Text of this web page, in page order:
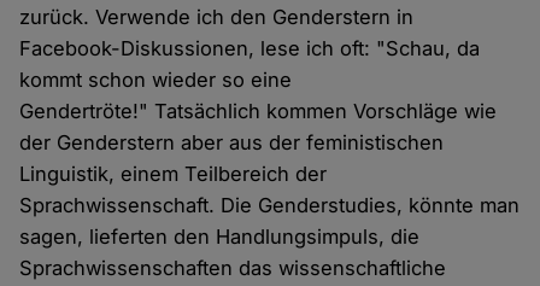
zurück. Verwende ich den Genderstern in
Facebook-Diskussionen, lese ich oft: "Schau, da
kommt schon wieder so eine
Gendertröte!" Tatsächlich kommen Vorschläge wie
der Genderstern aber aus der feministischen
Linguistik, einem Teilbereich der
Sprachwissenschaft. Die Genderstudies, könnte man
sagen, lieferten den Handlungsimpuls, die
Sprachwissenschaften das wissenschaftliche